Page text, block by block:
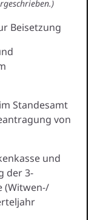
Beisetzung
Standesamt
von
und
der 3-
(Witwen-/